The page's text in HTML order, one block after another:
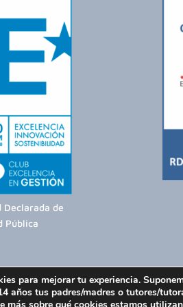
Declarada de
Pública
Asociación 2026 -Política de
para mejorar tu experiencia.
años tus padres/madres o tutores/